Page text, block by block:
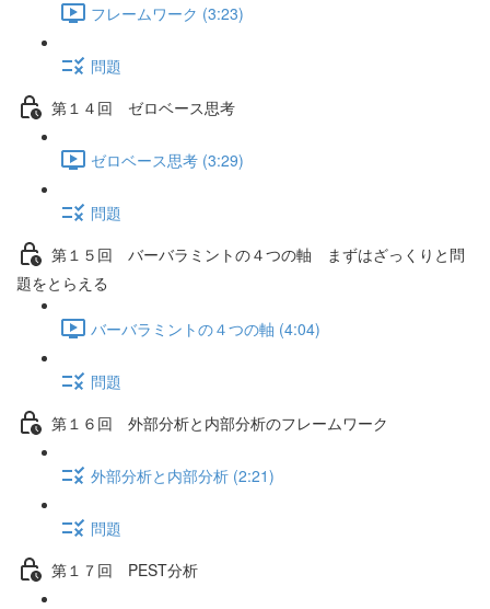
フレームワーク (3:23)
問題
第１４回 ゼロベース思考
ゼロベース思考 (3:29)
問題
第１５回 バーバラミントの４つの軸 まずはざっくりと問
題をとらえる
バーバラミントの４つの軸 (4:04)
問題
第１６回 外部分析と内部分析のフレームワーク
外部分析と内部分析 (2:21)
問題
第１７回 PEST分析